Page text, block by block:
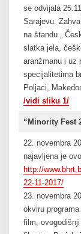
se odvijala
Sarajevu.
na štandu „
slatka jela,
aranžmanu i uz
specijalitetima
Poljaci,
/vidi sliku 1/
“Minority Fest
22. novembra
najavljena je
http://
22-11-2017/
23. novembra
okviru
film,